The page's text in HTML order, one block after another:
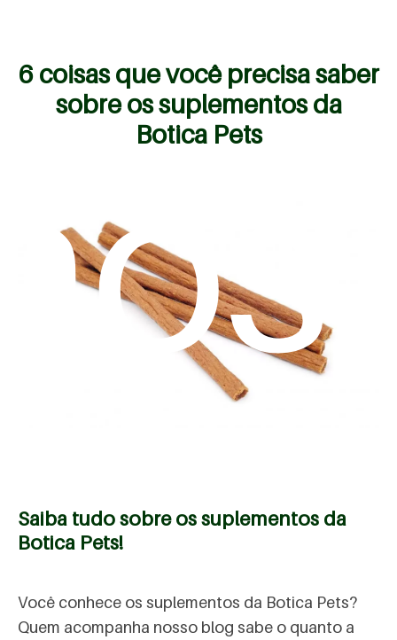
6 coisas que você precisa saber
sobre os suplementos da
Botica Pets
Saiba tudo sobre os suplementos da
Botica Pets!
Você conhece os suplementos da Botica Pets?
Quem acompanha nosso blog sabe o quanto a